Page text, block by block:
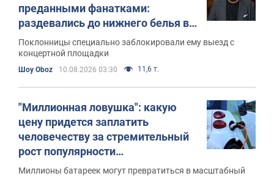
преданными фанатками:
раздевались до нижнего белья в
-20 ради своего кумира
Поклонницы специально заблокировали ему выезд с
концертной площадки
Шоу Oboz 10.08.2026 03:30 11,6 т.
"Миллионная ловушка": какую
цену придется заплатить
человечеству за стремительный
рост популярности
электромобилей
Миллионы батареек могут превратиться в масштабный